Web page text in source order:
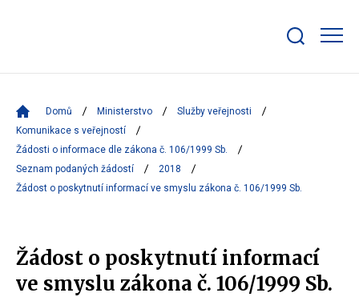
bar
Domů Ministerstvo
Služby veřejnosti
Komunikace s veřejností
Žádosti o informace dle zákona č. 106/1999 Sb.
Seznam podaných žádostí
2018
Žádost o poskytnutí informací ve smyslu zákona č. 106/1999 Sb.
Žádost o poskytnutí informací
ve smyslu zákona č. 106/1999 Sb.